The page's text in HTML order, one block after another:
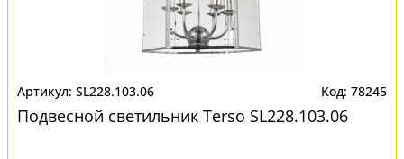
SL228.103.06 78245
Подвесной светильник Terso SL228.103.06